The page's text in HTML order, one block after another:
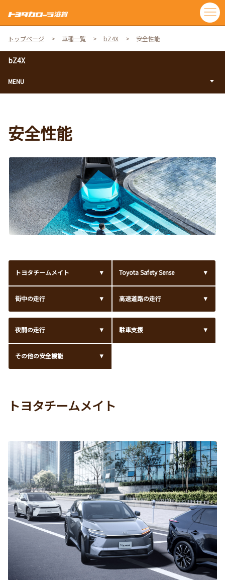
トップページ 車種一覧 bZ4X 安全性能
bZ4X
MENU
安全性能
トヨタチームメイト Toyota Safety Sense
街中の走行 高速道路の走行
夜間の走行 駐車支援
その他の安全機能
トヨタチームメイト